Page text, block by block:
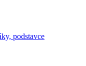
podstavce